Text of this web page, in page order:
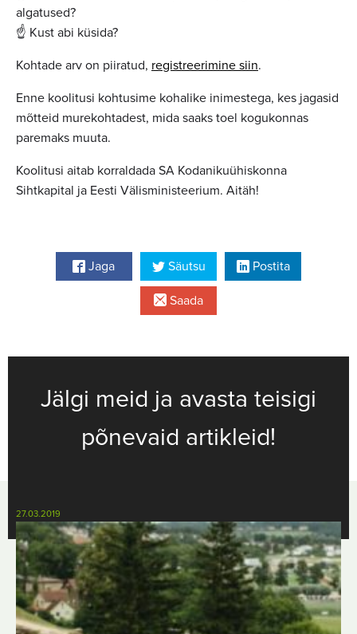
algatused?
☝️ Kust abi küsida?
Kohtade arv on piiratud, registreerimine siin.
Enne koolitusi kohtusime kohalike inimestega, kes jagasid
mõtteid murekohtadest, mida saaks toel kogukonnas
paremaks muuta.
Koolitusi aitab korraldada SA Kodanikuühiskonna
Sihtkapital ja Eesti Välisministeerium. Aitäh!
Jaga Säutsu Postita
Saada
Jälgi meid ja avasta teisigi
põnevaid artikleid!
27.03.2019